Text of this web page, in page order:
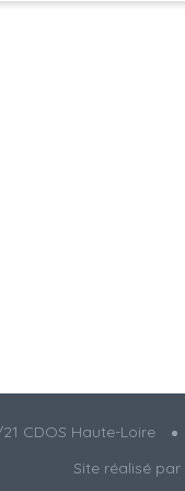
CDOS Haute-Loire
Site réalisé par